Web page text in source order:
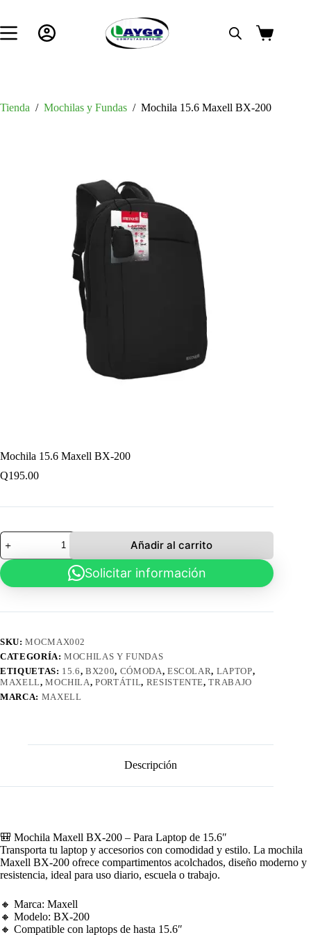
contenido
Carro
Tienda / Mochilas y Fundas / Mochila 15.6 Maxell BX-200
Mochila 15.6 Maxell BX-200
Q195.00
Mochila
15.6
Maxell
BX-
200
Añadir al carrito
Solicitar información
SKU:MOCMAX002
CATEGORÍA:MOCHILAS Y FUNDAS
ETIQUETAS: 15.6,BX200, CÓMODA, ESCOLAR, LAPTOP,
MAXELL,MOCHILA,PORTÁTIL, RESISTENTE,TRABAJO
MARCA: MAXELL
Descripción
🎒 Mochila Maxell BX-200 – Para Laptop de 15.6″
Transporta tu laptop y accesorios con comodidad y estilo. La mochila
Maxell BX-200 ofrece compartimentos acolchados, diseño moderno y
resistencia, ideal para uso diario, escuela o trabajo.
🔸 Marca: Maxell
🔸 Modelo: BX-200
🔸 Compatible con laptops de hasta 15.6″